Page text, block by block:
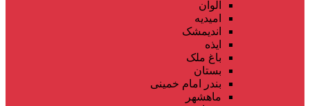
الوان
امیدیه
اندیمشک
ایذه
باغ ملک
بستان
بندر امام خمینی
ماهشهر